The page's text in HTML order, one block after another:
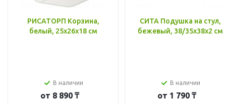
РИСАТОРП Корзина,
белый, 25x26x18 см
В наличии
от 8 890 ₸
СИТА Подушка на стул,
бежевый, 38/35x38x2 см
В наличии
от 1 790 ₸